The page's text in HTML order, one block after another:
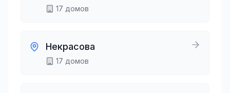
17 домов
Некрасова
17 домов